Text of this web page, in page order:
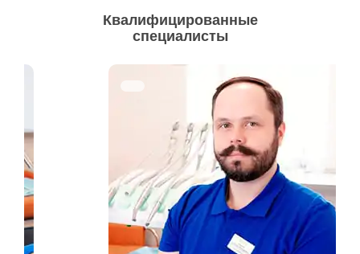
Квалифицированные
специалисты